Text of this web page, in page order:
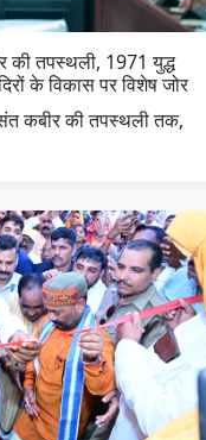
की तपस्थली, 1971 युद्ध
के विकास पर विशेष जोर
कबीर की तपस्थली तक,